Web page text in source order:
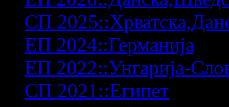
СП
ЕП 2024::Германија
ЕП 2022::Унгарија-
СП 2021::Египет